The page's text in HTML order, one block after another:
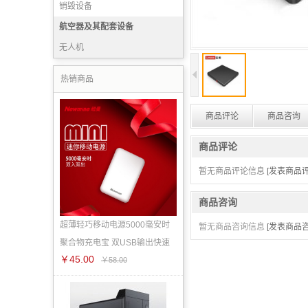
销毁设备
航空器及其配套设备
无人机
热销商品
超薄轻巧移动电源5000毫安时
聚合物充电宝 双USB输出快速
￥45.00 ￥58.00
商品评论 商品咨询
商品评论
暂无商品评论信息 [发表商品
商品咨询
暂无商品咨询信息 [发表商品